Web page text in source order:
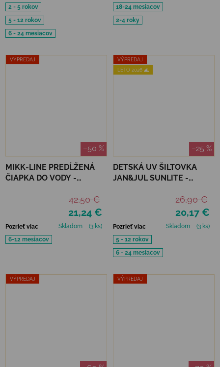
2 - 5 rokov
5 - 12 rokov
6 - 24 mesiacov
18-24 mesiacov
2-4 roky
VÝPREDAJ
–50 %
MIKK-LINE PREDĹŽENÁ
ČIAPKA DO VODY -
21,24 €
42,50 €
Pozrieť viac Skladom
(3 ks)
6-12 mesiacov
VÝPREDAJ
LETO 2026 🌊
–25 %
DETSKÁ UV ŠILTOVKA
JAN&JUL SUNLITE -
20,17 €
26,90 €
Pozrieť viac Skladom
(3 ks)
5 - 12 rokov
6 - 24 mesiacov
VÝPREDAJ VÝPREDAJ